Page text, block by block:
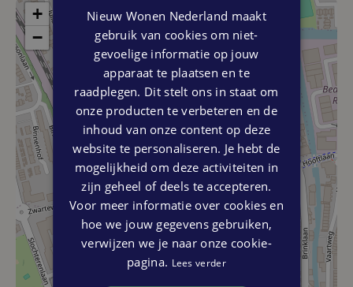
+
−
Nieuw Wonen Nederland maakt
gebruik van cookies om niet-
gevoelige informatie op jouw
apparaat te plaatsen en te
raadplegen. Dit stelt ons in staat om
onze producten te verbeteren en de
inhoud van onze content op deze
website te personaliseren. Je hebt de
mogelijkheid om deze activiteiten in
zijn geheel of deels te accepteren.
Voor meer informatie over cookies en
hoe we jouw gegevens gebruiken,
verwijzen we je naar onze cookie-
pagina. Lees verder